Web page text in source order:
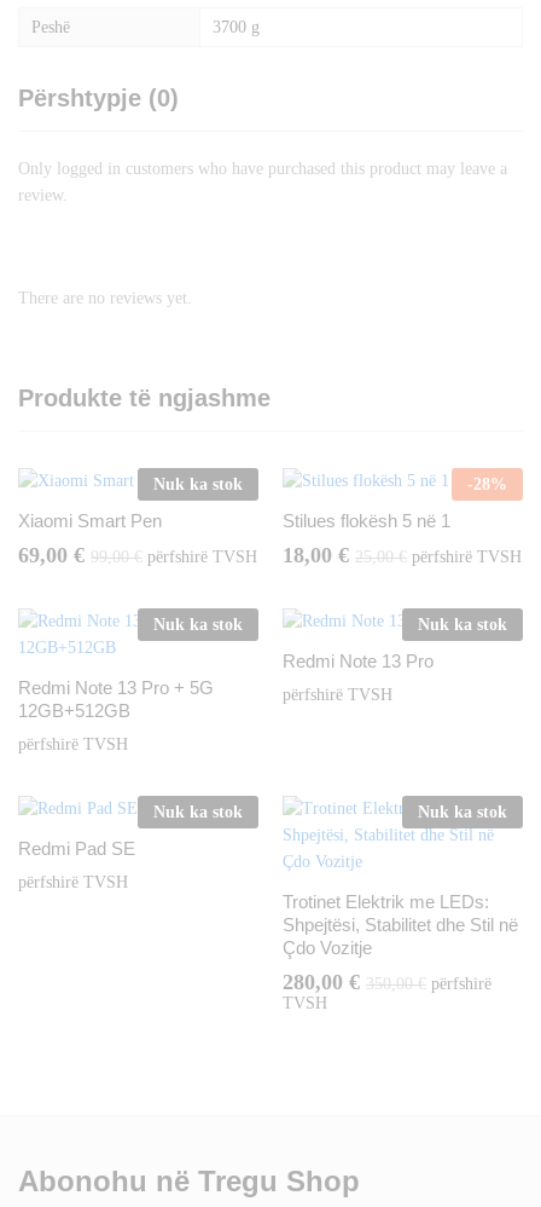
Peshë 3700 g
Përshtypje (0)
Only logged in customers who have purchased this product may leave a
review.
There are no reviews yet.
Produkte të ngjashme
Nuk ka stok
Xiaomi Smart Pen
69,00 € 99,00€ përfshirë TVSH
-28%
Stilues flokësh 5 në 1
18,00 € 25,00€ përfshirë TVSH
Nuk ka stok
Redmi Note 13 Pro + 5G
12GB+512GB
përfshirë TVSH
Nuk ka stok
Redmi Note 13 Pro
përfshirë TVSH
Nuk ka stok
Redmi Pad SE
përfshirë TVSH
Nuk ka stok
Trotinet Elektrik me LEDs:
Shpejtësi, Stabilitet dhe Stil në
Çdo Vozitje
280,00 € 350,00€ përfshirë
TVSH
Abonohu në Tregu Shop